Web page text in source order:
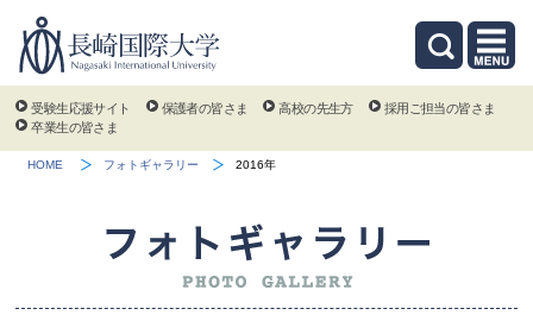
受験生応援サイト 保護者の皆さま 高校の先生方
採用ご担当の皆さま
卒業生の皆さま
HOME フォトギャラリー 2016年